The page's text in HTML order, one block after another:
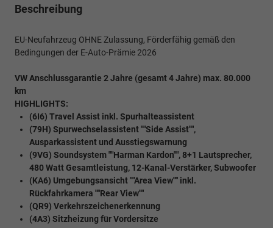
Beschreibung
EU-Neufahrzeug OHNE Zulassung, Förderfähig gemäß den
Bedingungen der E-Auto-Prämie 2026
VW Anschlussgarantie 2 Jahre (gesamt 4 Jahre) max. 80.000
km
HIGHLIGHTS:
(6I6) Travel Assist inkl. Spurhalteassistent
(79H) Spurwechselassistent ""Side Assist"",
Ausparkassistent und Ausstiegswarnung
(9VG) Soundsystem ""Harman Kardon"", 8+1 Lautsprecher,
480 Watt Gesamtleistung, 12-Kanal-Verstärker, Subwoofer
(KA6) Umgebungsansicht ""Area View"" inkl.
Rückfahrkamera ""Rear View""
(QR9) Verkehrszeichenerkennung
(4A3) Sitzheizung für Vordersitze